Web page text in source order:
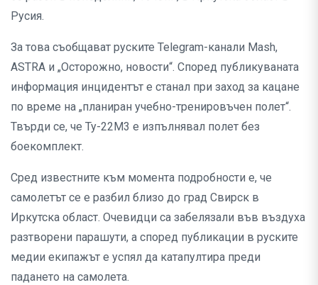
Русия.
За това съобщават руските Telegram-канали Mash,
ASTRA и „Осторожно, новости“. Според публикуваната
информация инцидентът е станал при заход за кацане
по време на „планиран учебно-тренировъчен полет“.
Твърди се, че Ту-22М3 е изпълнявал полет без
боекомплект.
Сред известните към момента подробности е, че
самолетът се е разбил близо до град Свирск в
Иркутска област. Очевидци са забелязали във въздуха
разтворени парашути, а според публикации в руските
медии екипажът е успял да катапултира преди
падането на самолета.